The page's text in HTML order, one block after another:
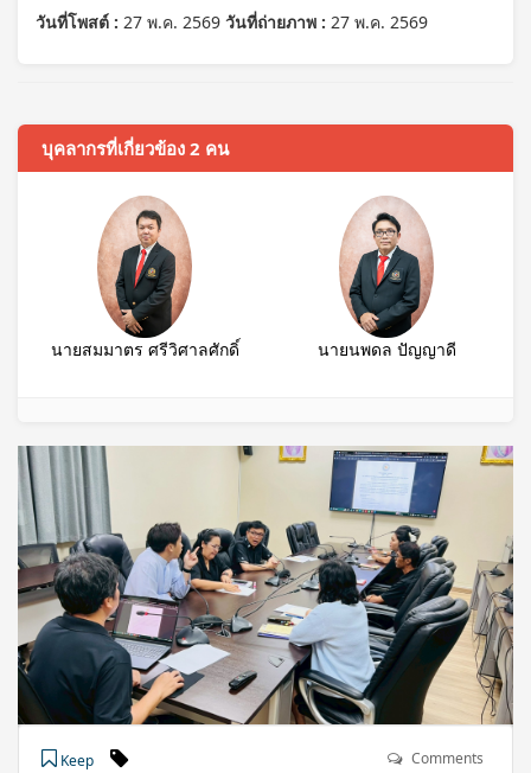
วันที่โพสต์ : 27 พ.ค. 2569 วันที่ถ่ายภาพ : 27 พ.ค. 2569
บุคลากรที่เกี่ยวข้อง 2 คน
นายสมมาตร ศรีวิศาลศักดิ์ นายนพดล ปัญญาดี
Keep Comments